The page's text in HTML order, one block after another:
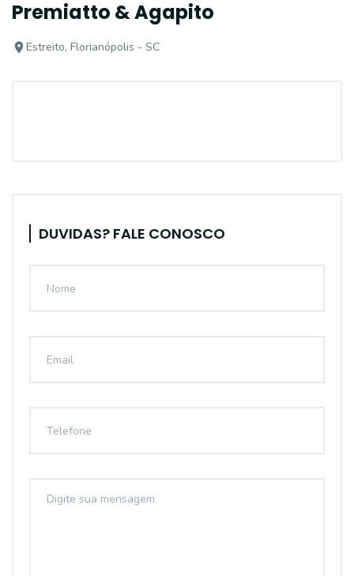
Premiatto & Agapito
Estreito, Florianópolis - SC
DUVIDAS? FALE CONOSCO